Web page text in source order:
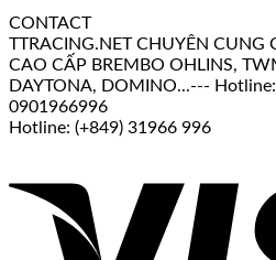
CONTACT
TTRACING.NET CHUYÊN CUNG
CAO CẤP BREMBO OHLINS,
DAYTONA, DOMINO...---
0901966996
Hotline: (+849) 31966 996